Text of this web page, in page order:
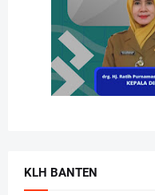
KLH BANTEN